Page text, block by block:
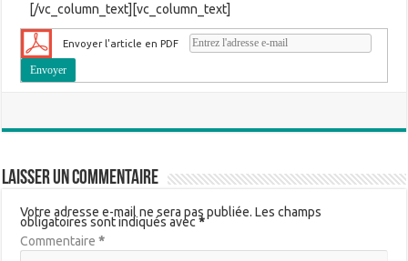
[/vc_column_text][vc_column_text]
Envoyer l'article en PDF
Laisser un commentaire
Votre adresse e-mail ne sera pas publiée. Les champs
obligatoires sont indiqués avec*
Commentaire*